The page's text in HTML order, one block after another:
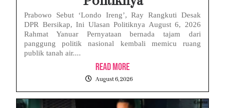
Prabowo Sebut ‘Londo Ireng’, Ray Rangkuti Desak
DPR Bersikap, Ini Ulasan Politiknya August 6, 2026
Rahmat Yanuar Pernyataan bernada tajam dari
panggung politik nasional kembali memicu ruang
publik tanah air....
Read More
August 6, 2026